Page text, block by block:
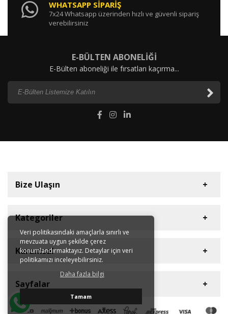
Veri politikasındaki amaçlarla sınırlı ve
mevzuata uygun şekilde çerez
konumlandırmaktayız. Detaylar için veri
politikamızı inceleyebilirsiniz.
Daha fazla bilgi
Tamam
WHATSAPP SİPARİŞ
7x24 Whatsapp üzerinden hızlı ve güvenli sipariş
verebilirsiniz
E-BÜLTEN ABONELİĞİ
E-Bülten aboneliği ile fırsatları kaçırma...
Bize Ulaşın
Müşteri Hizmetleri
+90 212 613 41 42
E-Posta Adresi
info@hugepump.com
Kategoriler
Diyaframlı Pompalar
Dişli Pompalar
Plastik Asit Pompaları
Dozaj Pompaları
Blower
Kurumsal
Sertifikalar
Kataloglar
Sayfalar
Gizlilik ve Kullanım Şartları